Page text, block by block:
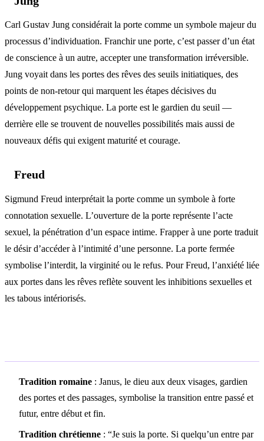
Carl Gustav Jung considérait la porte comme un symbole majeur du
processus d’individuation. Franchir une porte, c’est passer d’un état
de conscience à un autre, accepter une transformation irréversible.
Jung voyait dans les portes des rêves des seuils initiatiques, des
points de non-retour qui marquent les étapes décisives du
développement psychique. La porte est le gardien du seuil —
derrière elle se trouvent de nouvelles possibilités mais aussi de
nouveaux défis qui exigent maturité et courage.
Freud
Sigmund Freud interprétait la porte comme un symbole à forte
connotation sexuelle. L’ouverture de la porte représente l’acte
sexuel, la pénétration d’un espace intime. Frapper à une porte traduit
le désir d’accéder à l’intimité d’une personne. La porte fermée
symbolise l’interdit, la virginité ou le refus. Pour Freud, l’anxiété liée
aux portes dans les rêves reflète souvent les inhibitions sexuelles et
les tabous intériorisés.
Tradition romaine : Janus, le dieu aux deux visages, gardien
des portes et des passages, symbolise la transition entre passé et
futur, entre début et fin.
Tradition chrétienne : “Je suis la porte. Si quelqu’un entre par